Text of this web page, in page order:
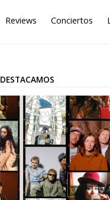
Reviews Conciertos
DESTACAMOS